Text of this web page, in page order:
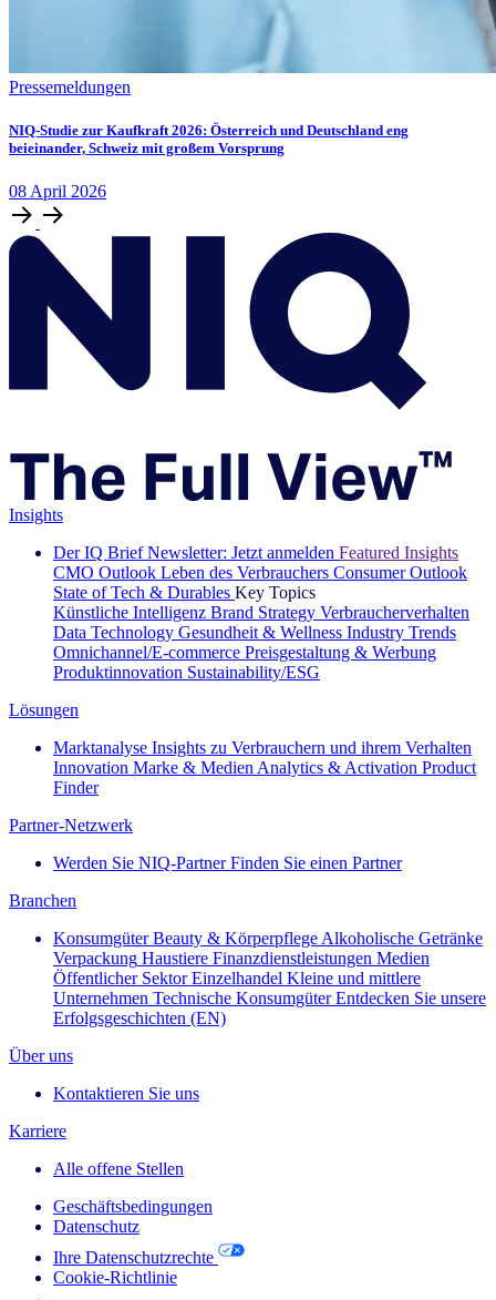
Pressemeldungen
NIQ-Studie zur Kaufkraft 2026: Österreich und Deutschland eng
beieinander, Schweiz mit großem Vorsprung
08 April 2026
Insights
Der IQ Brief Newsletter: Jetzt anmelden Featured Insights
CMO Outlook Leben des Verbrauchers Consumer Outlook
State of Tech & Durables Key Topics
Künstliche Intelligenz Brand Strategy Verbraucherverhalten
Data Technology Gesundheit & Wellness Industry Trends
Omnichannel/E-commerce Preisgestaltung & Werbung
Produktinnovation Sustainability/ESG
Lösungen
Marktanalyse Insights zu Verbrauchern und ihrem Verhalten
Innovation Marke & Medien Analytics & Activation Product
Finder
Partner-Netzwerk
Werden Sie NIQ-Partner Finden Sie einen Partner
Branchen
Konsumgüter Beauty & Körperpflege Alkoholische Getränke
Verpackung Haustiere Finanzdienstleistungen Medien
Öffentlicher Sektor Einzelhandel Kleine und mittlere
Unternehmen Technische Konsumgüter Entdecken Sie unsere
Erfolgsgeschichten (EN)
Über uns
Kontaktieren Sie uns
Karriere
Alle offene Stellen
Geschäftsbedingungen
Datenschutz
Ihre Datenschutzrechte
Cookie-Richtlinie